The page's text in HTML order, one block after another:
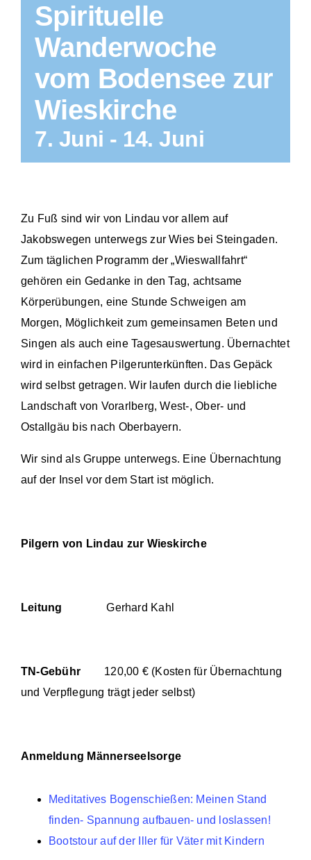
Spirituelle
Wanderwoche
vom Bodensee zur
Wieskirche
7. Juni - 14. Juni
Zu Fuß sind wir von Lindau vor allem auf
Jakobswegen unterwegs zur Wies bei Steingaden.
Zum täglichen Programm der „Wieswallfahrt“
gehören ein Gedanke in den Tag, achtsame
Körperübungen, eine Stunde Schweigen am
Morgen, Möglichkeit zum gemeinsamen Beten und
Singen als auch eine Tagesauswertung. Übernachtet
wird in einfachen Pilgerunterkünften. Das Gepäck
wird selbst getragen. Wir laufen durch die liebliche
Landschaft von Vorarlberg, West-, Ober- und
Ostallgäu bis nach Oberbayern.
Wir sind als Gruppe unterwegs. Eine Übernachtung
auf der Insel vor dem Start ist möglich.
Pilgern von Lindau zur Wieskirche
Leitung Gerhard Kahl
TN-Gebühr
120,00 € (Kosten für Übernachtung
und Verpflegung trägt jeder selbst)
Anmeldung Männerseelsorge
Meditatives Bogenschießen: Meinen Stand
finden- Spannung aufbauen- und loslassen!
Bootstour auf der Iller für Väter mit Kindern